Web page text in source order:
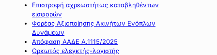
Επιστροφή αχρεωστήτως καταβληθέντων
εισφορών
Φορέας Αξιοποίησης Ακινήτων Ενόπλων
Δυνάμεων
Απόφαση ΑΑΔΕ Α.1115/2025
Ορκωτός ελεγκτής-λογιστής